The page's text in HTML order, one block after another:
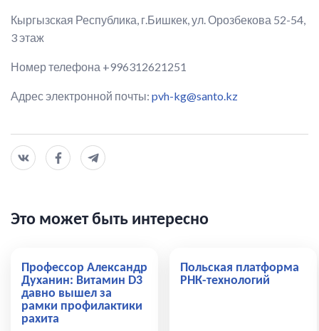
Кыргызская Республика, г.Бишкек, ул. Орозбекова 52-54,
3 этаж
Номер телефона +996312621251
Адрес электронной почты: pvh-kg@santo.kz
Это может быть интересно
Профессор Александр
Духанин: Витамин D3
давно вышел за
рамки профилактики
рахита
Польская платформа
РНК-технологий